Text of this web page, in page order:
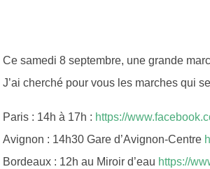
Ce samedi 8 septembre, une grande
J’ai cherché pour vous les marches qui
Paris : 14h à 17h : https://
Avignon : 14h30 Gare d’Avignon-Centre
Bordeaux : 12h au Miroir d’eau https://